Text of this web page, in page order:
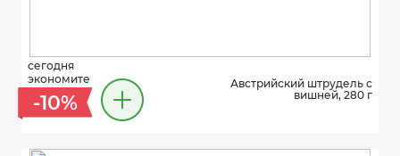
сегодня
экономите
-10%
Австрийский штрудель с
вишней, 280 г